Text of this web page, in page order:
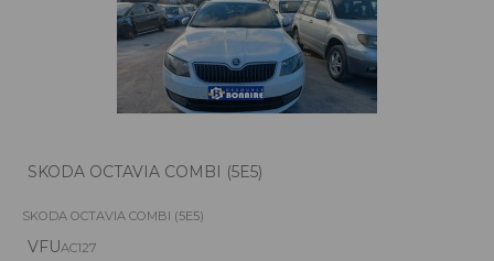
SKODA OCTAVIA COMBI (5E5)
SKODA OCTAVIA COMBI (5E5)
VFUAC127